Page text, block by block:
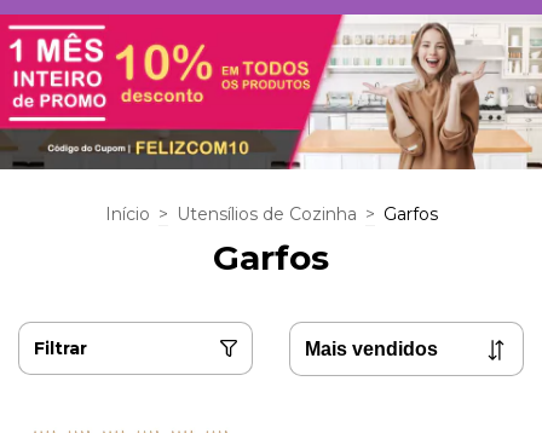
Início > Utensílios de Cozinha > Garfos
Garfos
Filtrar